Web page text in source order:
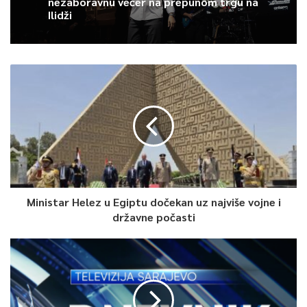
Ilidži
Ministar Helez u Egiptu dočekan uz najviše vojne i
državne počasti